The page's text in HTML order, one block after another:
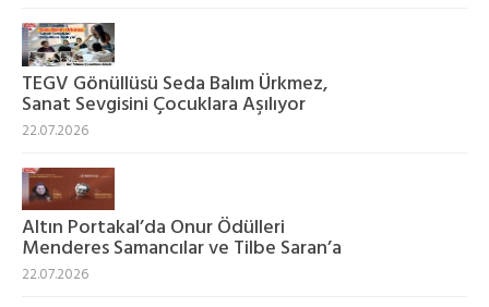
TEGV Gönüllüsü Seda Balım Ürkmez,
Sanat Sevgisini Çocuklara Aşılıyor
22.07.2026
Altın Portakal’da Onur Ödülleri
Menderes Samancılar ve Tilbe Saran’a
22.07.2026